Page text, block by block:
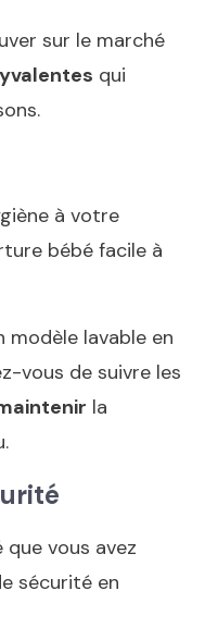
sur le marché
qui
à votre
bébé facile à
modèle lavable en
vous de suivre les
la
vous avez
sécurité en